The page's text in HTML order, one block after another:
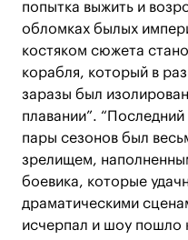
попытка выжить и
обломках былых
костяком сюжета
корабля, который в
заразы был
плавании”.
пары сезонов был
зрелищем,
боевика, которые
драматическими
исчерпал и шоу пошло